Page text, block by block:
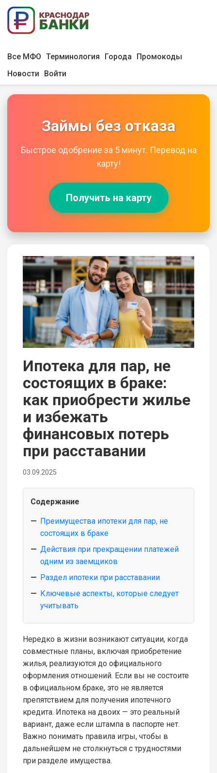
Все МФО Терминология Города
Промокоды
Новости
Войти
Займы без отказа
Быстрое одобрение за 5 минут. Перевод на
карту!
Получить на карту
Ипотека для пар, не
состоящих в браке:
как приобрести жилье
и избежать
финансовых потерь
при расставании
03.09.2025
Содержание
Преимущества ипотеки для пар, не
состоящих в браке
Действия при прекращении платежей
одним из заемщиков
Раздел ипотеки при расставании
Ключевые аспекты, которые следует
учитывать
Нередко в жизни возникают ситуации, когда
совместные планы, включая приобретение
жилья, реализуются до официального
оформления отношений. Если вы не состоите
в официальном браке, это не является
препятствием для получения ипотечного
кредита. Ипотека на двоих — это реальный
вариант, даже если штампа в паспорте нет.
Важно понимать правила игры, чтобы в
дальнейшем не столкнуться с трудностями
при разделе имущества.